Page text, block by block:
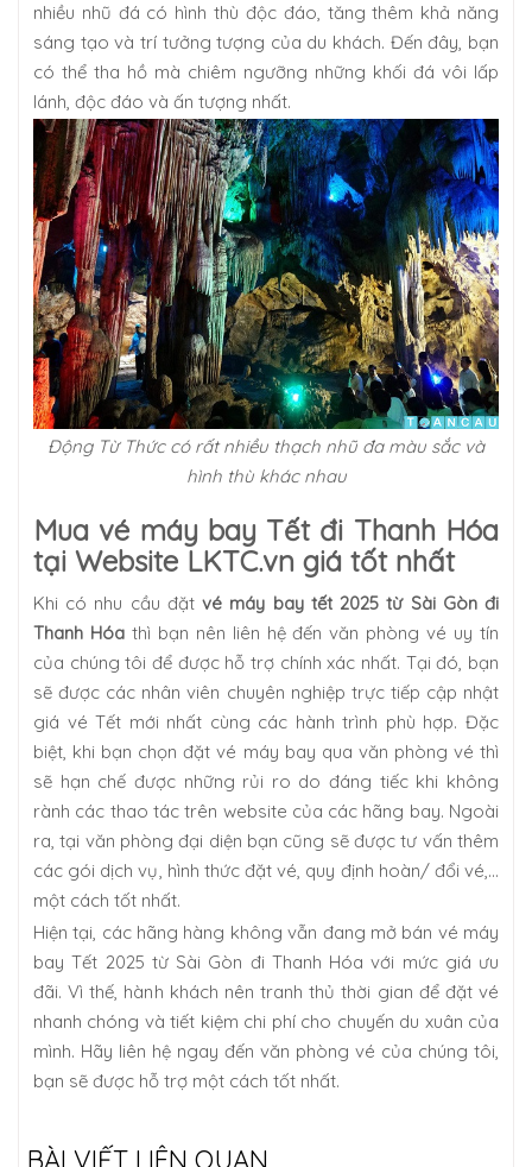
nhiều nhũ đá có hình thù độc đáo, tăng thêm khả năng
sáng tạo và trí tưởng tượng của du khách. Đến đây, bạn
có thể tha hồ mà chiêm ngưỡng những khối đá vôi lấp
lánh, độc đáo và ấn tượng nhất.
Động Từ Thức có rất nhiều thạch nhũ đa màu sắc và
hình thù khác nhau
Mua vé máy bay Tết đi Thanh Hóa
tại Website LKTC.vn giá tốt nhất
Khi có nhu cầu đặtvé máy bay tết 2025 từ Sài Gòn đi
Thanh Hóathì bạn nên liên hệ đến văn phòng vé uy tín
của chúng tôi để được hỗ trợ chính xác nhất. Tại đó, bạn
sẽ được các nhân viên chuyên nghiệp trực tiếp cập nhật
giá vé Tết mới nhất cùng các hành trình phù hợp. Đặc
biệt, khi bạn chọn đặt vé máy bay qua văn phòng vé thì
sẽ hạn chế được những rủi ro do đáng tiếc khi không
rành các thao tác trên website của các hãng bay. Ngoài
ra, tại văn phòng đại diện bạn cũng sẽ được tư vấn thêm
các gói dịch vụ, hình thức đặt vé, quy định hoàn/ đổi vé,...
một cách tốt nhất.
Hiện tại, các hãng hàng không vẫn đang mở bán vé máy
bay Tết 2025 từ Sài Gòn đi Thanh Hóa với mức giá ưu
đãi. Vì thế, hành khách nên tranh thủ thời gian để đặt vé
nhanh chóng và tiết kiệm chi phí cho chuyến du xuân của
mình. Hãy liên hệ ngay đến văn phòng vé của chúng tôi,
bạn sẽ được hỗ trợ một cách tốt nhất.
BÀI VIẾT LIÊN QUAN